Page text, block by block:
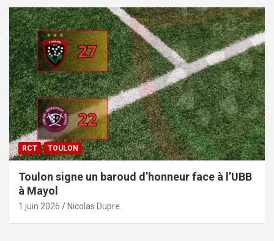
RCT TOULON
Toulon signe un baroud d’honneur face à l’UBB
à Mayol
1 juin 2026 Nicolas Dupre